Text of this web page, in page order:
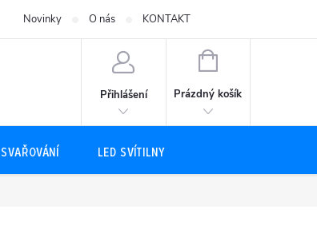
Novinky O nás KONTAKT
Přihlášení
NÁKUPNÍ
Prázdný košík
SVAŘOVÁNÍ LED SVÍTILNY